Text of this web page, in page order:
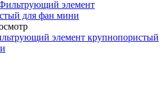
элемент крупнопористый